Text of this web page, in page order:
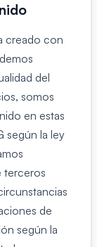
creado con
del
somos
en estas
según la ley
terceros
de
según la